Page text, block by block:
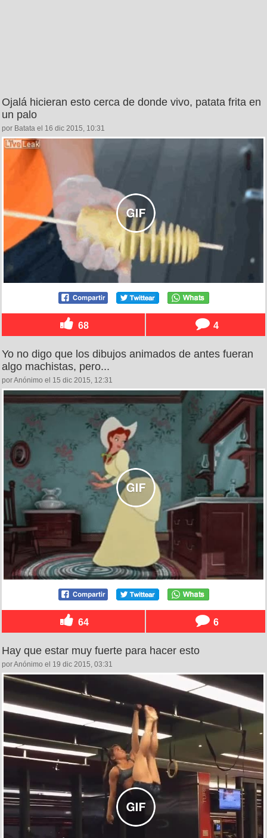
Ojalá hicieran esto cerca de donde vivo, patata frita en
un palo
por Batata el 16 dic 2015, 10:31
68 4
Yo no digo que los dibujos animados de antes fueran
algo machistas, pero...
por Anónimo el 15 dic 2015, 12:31
64 6
Hay que estar muy fuerte para hacer esto
por Anónimo el 19 dic 2015, 03:31